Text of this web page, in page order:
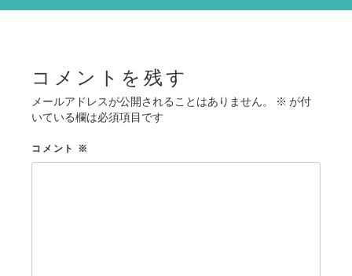
シ
コメントを残す
メールアドレスが公開されることはありません。 ※ が付
いている欄は必須項目です
コメント ※